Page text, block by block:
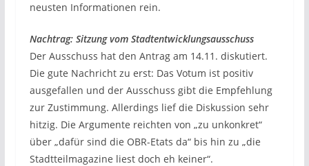
neusten Informationen rein.
Nachtrag: Sitzung vom Stadtentwicklungsausschuss
Der Ausschuss hat den Antrag am 14.11. diskutiert.
Die gute Nachricht zu erst: Das Votum ist positiv
ausgefallen und der Ausschuss gibt die Empfehlung
zur Zustimmung. Allerdings lief die Diskussion sehr
hitzig. Die Argumente reichten von „zu unkonkret“
über „dafür sind die OBR-Etats da“ bis hin zu „die
Stadtteilmagazine liest doch eh keiner“.